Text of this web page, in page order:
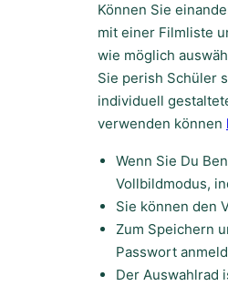
Können Sie
mit einer Filmliste
wie möglich
Sie perish Schüler
individuell
verwenden können
Wenn Sie Du
Vollbildmodus,
Sie können den
Zum Speichern
Passwort
Der Auswahlrad